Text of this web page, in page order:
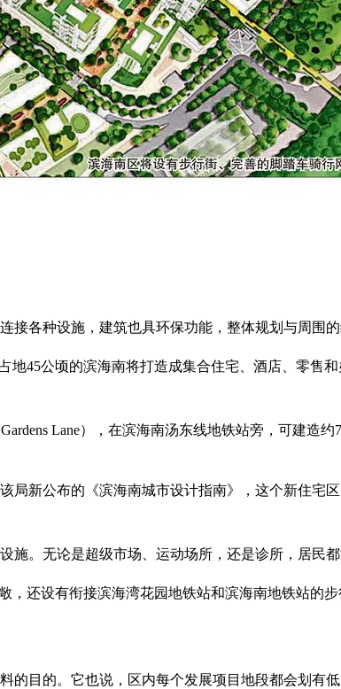
各种设施，建筑也具环保功能，整体规划与周围的
地45公顷的滨海南将打造成集合住宅、酒店、零售
Lane），在滨海南汤东线地铁站旁，可建造
局新公布的《滨海南城市设计指南》，这个新住宅
。无论是超级市场、运动场所，还是诊所，居民都
还设有衔接滨海湾花园地铁站和滨海南地铁站的步
的目的。它也说，区内每个发展项目地段都会划有